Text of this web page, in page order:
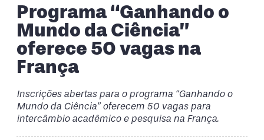
Programa “Ganhando o
Mundo da Ciência”
oferece 50 vagas na
França
Inscrições abertas para o programa “Ganhando o
Mundo da Ciência” oferecem 50 vagas para
intercâmbio acadêmico e pesquisa na França.